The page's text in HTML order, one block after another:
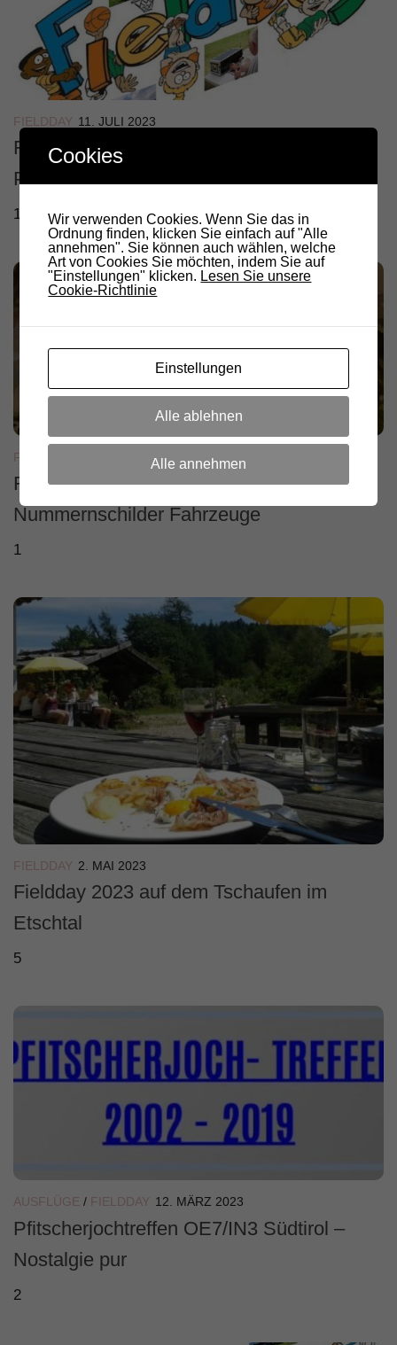
FIELDDAY 11. JULI 2023
Fieldday Tschaufen 2023 – Bericht von
Peter IW3BWB
1
FIELDDAY
Fieldday 2023 Tschaufen – Mitteilung
Nummernschilder Fahrzeuge
1
FIELDDAY 2. MAI 2023
Fieldday 2023 auf dem Tschaufen im
Etschtal
5
AUSFLÜGE / FIELDDAY 12. MÄRZ 2023
Pfitscherjochtreffen OE7/IN3 Südtirol –
Nostalgie pur
2
Cookies
Wir verwenden Cookies. Wenn Sie das in
Ordnung finden, klicken Sie einfach auf "Alle
annehmen". Sie können auch wählen, welche
Art von Cookies Sie möchten, indem Sie auf
"Einstellungen" klicken. Lesen Sie unsere
Cookie-Richtlinie
Einstellungen
Alle ablehnen
Alle annehmen